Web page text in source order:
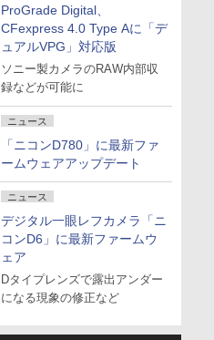
ProGrade Digital、
CFexpress 4.0 Type Aに「デ
ュアルVPG」対応版
ソニー製カメラのRAW内部収
録などが可能に
ニュース
「ニコンD780」に最新ファ
ームウェアアップデート
ニュース
デジタル一眼レフカメラ「ニ
コンD6」に最新ファームウ
ェア
Dタイプレンズで露出アンダー
になる現象の修正など